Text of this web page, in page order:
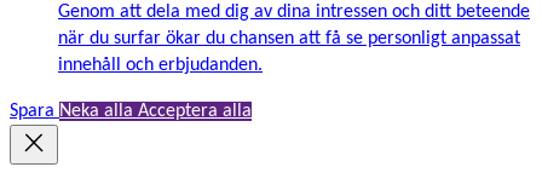
Genom att dela med dig av dina intressen och ditt beteende
när du surfar ökar du chansen att få se personligt anpassat
innehåll och erbjudanden.
Spara Neka alla Acceptera alla